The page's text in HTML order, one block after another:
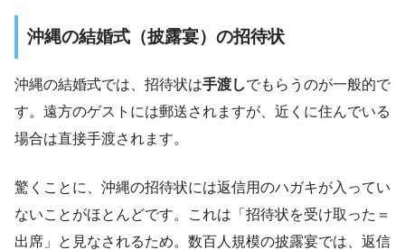
沖縄の結婚式（披露宴）の招待状
沖縄の結婚式では、招待状は手渡しでもらうのが一般的で
す。遠方のゲストには郵送されますが、近くに住んでいる
場合は直接手渡されます。
驚くことに、沖縄の招待状には返信用のハガキが入ってい
ないことがほとんどです。これは「招待状を受け取った＝
出席」と見なされるため。数百人規模の披露宴では、返信